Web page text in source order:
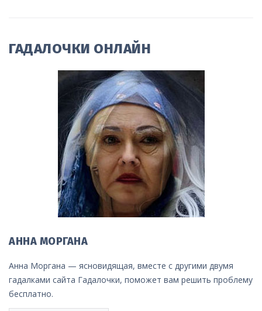
ГАДАЛОЧКИ ОНЛАЙН
АННА МОРГАНА
Анна Моргана — ясновидящая, вместе с другими двумя
гадалками сайта Гадалочки, поможет вам решить проблему
бесплатно.